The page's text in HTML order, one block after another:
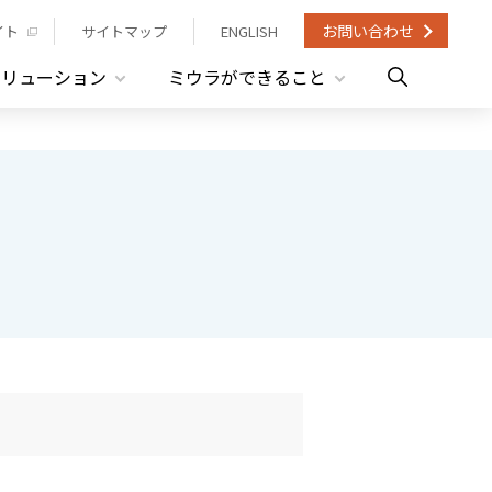
サイトマップ ENGLISH お問い合わせ
ューション ミウラができること